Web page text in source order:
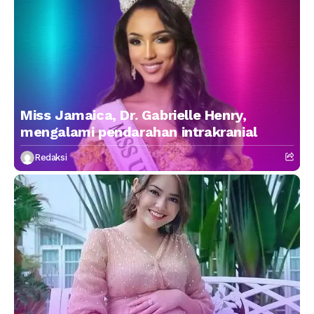
Miss Jamaica, Dr. Gabrielle Henry,
mengalami pendarahan intrakranial
Redaksi